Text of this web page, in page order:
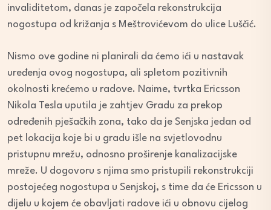
invaliditetom, danas je započela rekonstrukcija
nogostupa od križanja s Meštrovićevom do ulice Luščić.
Nismo ove godine ni planirali da ćemo ići u nastavak
uređenja ovog nogostupa, ali spletom pozitivnih
okolnosti krećemo u radove. Naime, tvrtka Ericsson
Nikola Tesla uputila je zahtjev Gradu za prekop
određenih pješačkih zona, tako da je Senjska jedan od
pet lokacija koje bi u gradu išle na svjetlovodnu
pristupnu mrežu, odnosno proširenje kanalizacijske
mreže. U dogovoru s njima smo pristupili rekonstrukciji
postojećeg nogostupa u Senjskoj, s time da će Ericsson u
dijelu u kojem će obavljati radove ići u obnovu cijelog